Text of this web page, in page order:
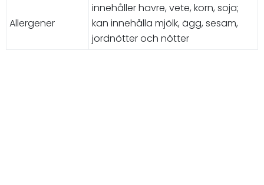
Allergener
innehåller havre, vete, korn, soja;
kan innehålla mjölk, ägg, sesam,
jordnötter och nötter